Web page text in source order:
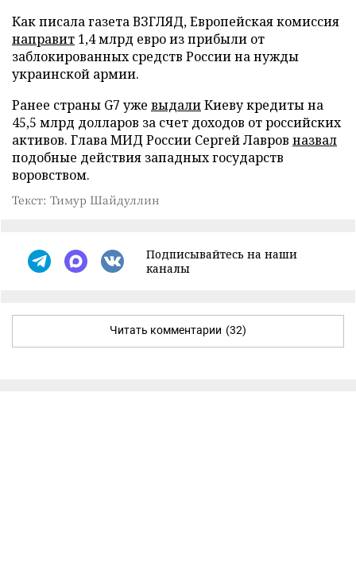
Как писала газета ВЗГЛЯД, Европейская комиссия
направит 1,4 млрд евро из прибыли от
заблокированных средств России на нужды
украинской армии.
Ранее страны G7 уже выдалиКиеву кредиты на
45,5 млрд долларов за счет доходов от российских
активов. Глава МИД России Сергей Лавров назвал
подобные действия западных государств
воровством.
Текст: Тимур Шайдуллин
Подписывайтесь на наши
каналы
Читать комментарии (32)